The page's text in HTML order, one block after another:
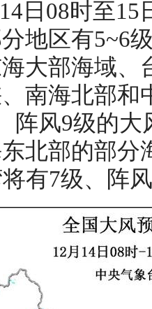
日08时至
地区有5~6
大部海域、
南海北部和
阵风9级的
北部的部分
有7级、阵